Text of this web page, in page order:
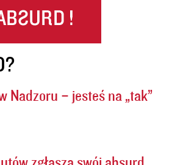
Nadzoru – jesteś na „tak”